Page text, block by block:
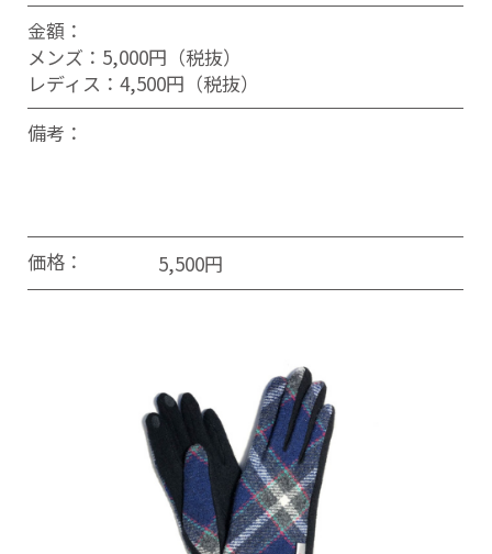
金額：
メンズ：5,000円（税抜）
レディス：4,500円（税抜）
備考：
価格： 5,500円